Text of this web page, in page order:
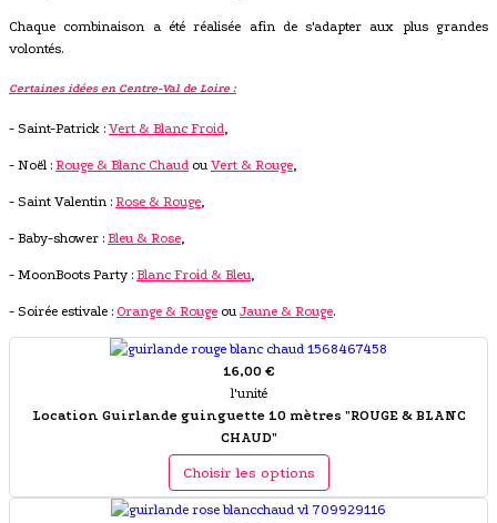
Chaque combinaison a été réalisée afin de s'adapter aux plus grandes
volontés.
Certaines idées en Centre-Val de Loire :
- Saint-Patrick : Vert & Blanc Froid,
- Noël : Rouge & Blanc Chaud ou Vert & Rouge,
- Saint Valentin : Rose & Rouge,
- Baby-shower : Bleu & Rose,
- MoonBoots Party : Blanc Froid & Bleu,
- Soirée estivale : Orange & Rouge ou Jaune & Rouge.
16,00 €
l'unité
Location Guirlande guinguette 10 mètres "ROUGE & BLANC
CHAUD"
Choisir les options